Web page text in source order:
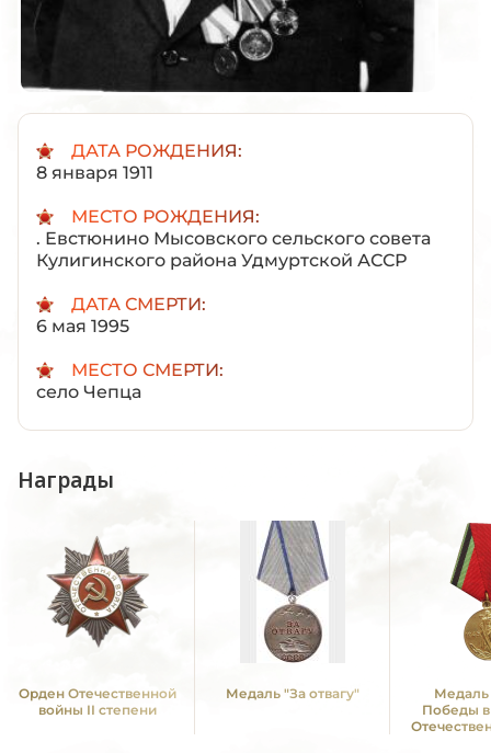
ДАТА РОЖДЕНИЯ:
8 января 1911
МЕСТО РОЖДЕНИЯ:
. Евстюнино Мысовского сельского совета
Кулигинского района Удмуртской АССР
ДАТА СМЕРТИ:
6 мая 1995
МЕСТО СМЕРТИ:
село Чепца
Награды
Орден Отечественной
войны II степени
Медаль "За отвагу"
Медаль
Победы